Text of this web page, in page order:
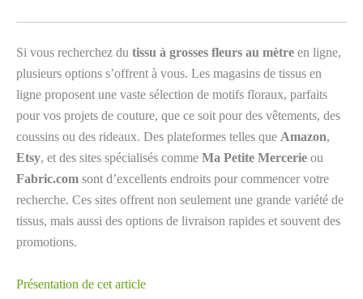
Si vous recherchez du tissu à grosses fleurs au mètre en ligne,
plusieurs options s’offrent à vous. Les magasins de tissus en
ligne proposent une vaste sélection de motifs floraux, parfaits
pour vos projets de couture, que ce soit pour des vêtements, des
coussins ou des rideaux. Des plateformes telles que Amazon,
Etsy, et des sites spécialisés comme Ma Petite Mercerie ou
Fabric.com sont d’excellents endroits pour commencer votre
recherche. Ces sites offrent non seulement une grande variété de
tissus, mais aussi des options de livraison rapides et souvent des
promotions.
Présentation de cet article